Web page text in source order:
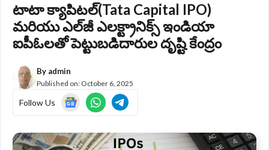
టాటా క్యాపిటల్(Tata Capital IPO)
మరియు ఎల్‌జీ ఎలక్ట్రానిక్స్ ఇండియా
ఐపీఓలతో పెట్టుబడిదారుల దృష్టి కేంద్రం
By admin
Published on: October 6, 2025
Follow Us